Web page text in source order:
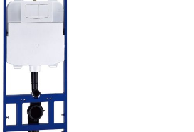
已下架商品